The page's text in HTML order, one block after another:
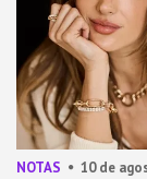
NOTAS 10 de